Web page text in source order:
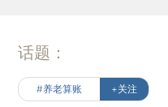
话题：
#养老算账 +关注